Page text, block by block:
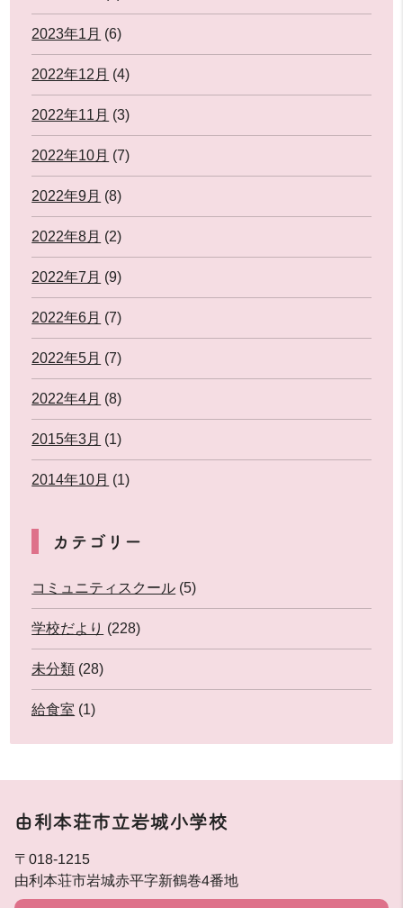
2023年1月 (6)
2022年12月 (4)
2022年11月 (3)
2022年10月 (7)
2022年9月 (8)
2022年8月 (2)
2022年7月 (9)
2022年6月 (7)
2022年5月 (7)
2022年4月 (8)
2015年3月 (1)
2014年10月 (1)
カテゴリー
コミュニティスクール (5)
学校だより (228)
未分類 (28)
給食室 (1)
由利本荘市立岩城小学校
〒018-1215
由利本荘市岩城赤平字新鶴巻4番地